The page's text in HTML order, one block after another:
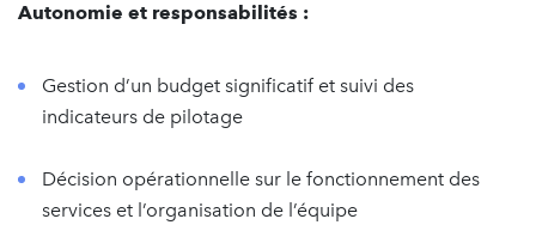
Autonomie et responsabilités :
Gestion d’un budget significatif et suivi des
indicateurs de pilotage
Décision opérationnelle sur le fonctionnement des
services et l’organisation de l’équipe